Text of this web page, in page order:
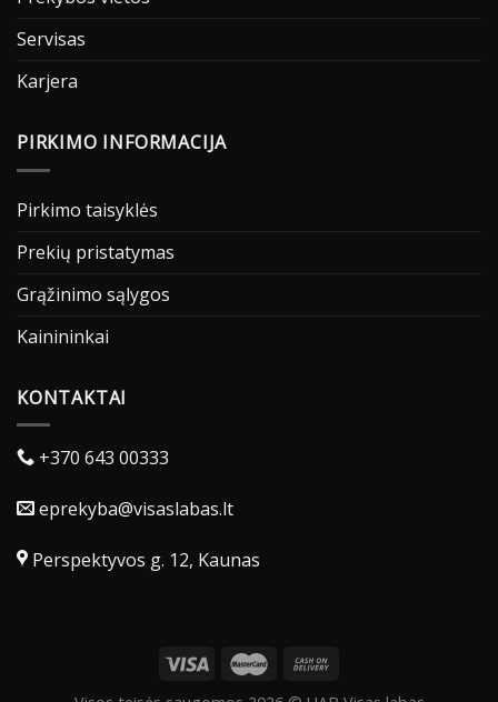
Servisas
Karjera
PIRKIMO INFORMACIJA
Pirkimo taisyklės
Prekių pristatymas
Grąžinimo sąlygos
Kainininkai
KONTAKTAI
+370 643 00333
eprekyba@visaslabas.lt
Perspektyvos g. 12, Kaunas